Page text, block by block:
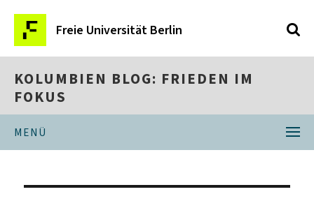
Freie Universität Berlin
KOLUMBIEN BLOG: FRIEDEN IM
FOKUS
MENÜ